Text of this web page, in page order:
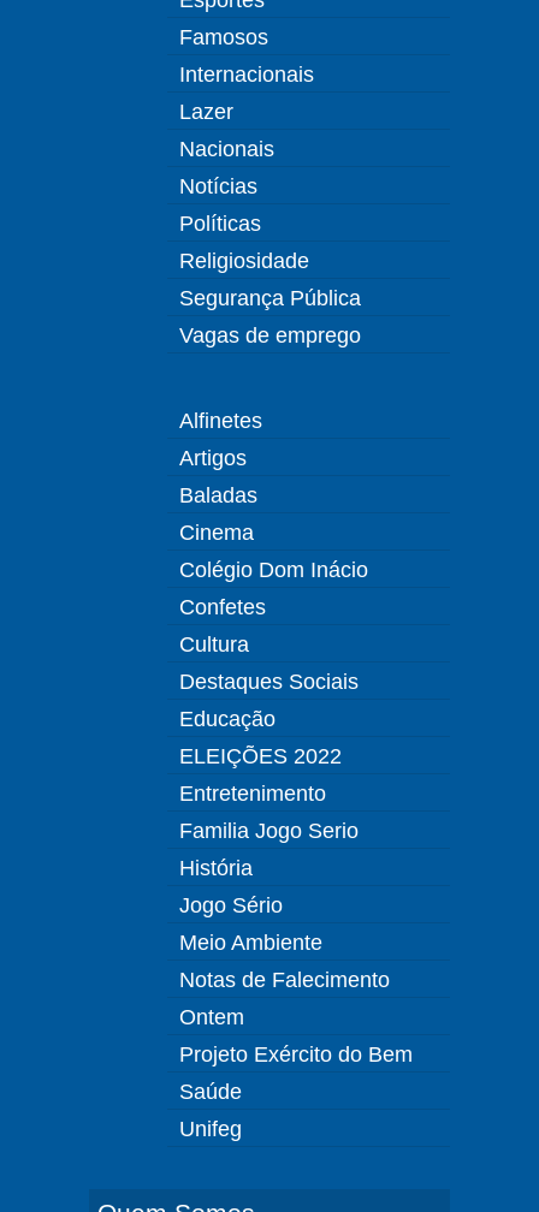
Famosos
Internacionais
Lazer
Nacionais
Notícias
Políticas
Religiosidade
Segurança Pública
Vagas de emprego
Alfinetes
Artigos
Baladas
Cinema
Colégio Dom Inácio
Confetes
Cultura
Destaques Sociais
Educação
ELEIÇÕES 2022
Entretenimento
Familia Jogo Serio
História
Jogo Sério
Meio Ambiente
Notas de Falecimento
Ontem
Projeto Exército do Bem
Saúde
Unifeg